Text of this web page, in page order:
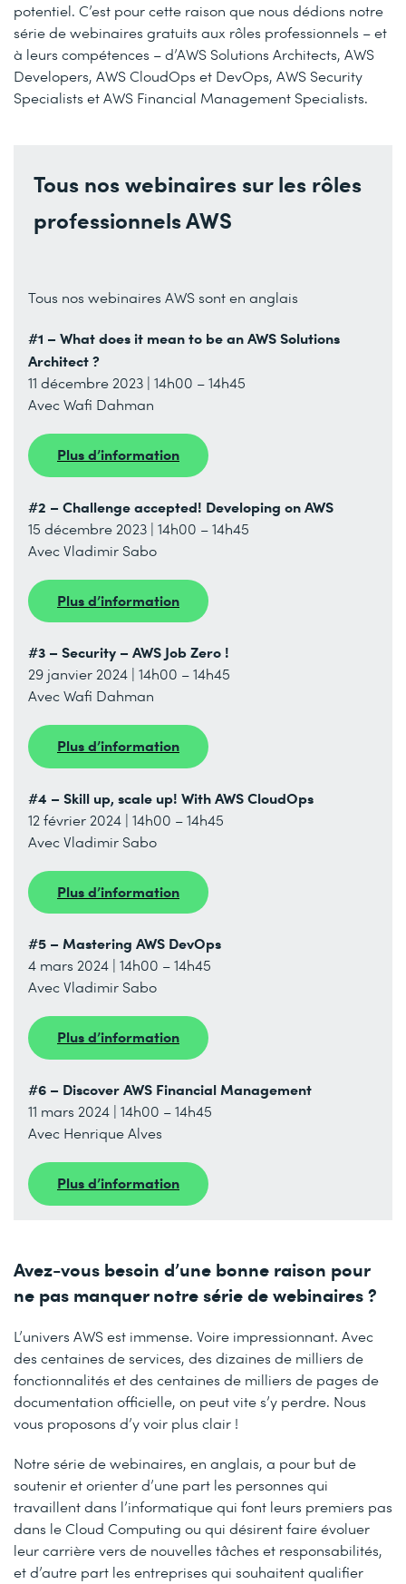
potentiel. C’est pour cette raison que nous dédions notre
série de webinaires gratuits aux rôles professionnels – et
à leurs compétences – d’AWS Solutions Architects, AWS
Developers, AWS CloudOps et DevOps, AWS Security
Specialists et AWS Financial Management Specialists.
Tous nos webinaires sur les rôles
professionnels AWS
Tous nos webinaires AWS sont en anglais
#1 – What does it mean to be an AWS Solutions
Architect ?
11 décembre 2023 | 14h00 – 14h45
Avec Wafi Dahman
Plus d’information
#2 – Challenge accepted! Developing on AWS
15 décembre 2023 | 14h00 – 14h45
Avec Vladimir Sabo
Plus d’information
#3 – Security – AWS Job Zero !
29 janvier 2024 | 14h00 – 14h45
Avec Wafi Dahman
Plus d’information
#4 – Skill up, scale up! With AWS CloudOps
12 février 2024 | 14h00 – 14h45
Avec Vladimir Sabo
Plus d’information
#5 – Mastering AWS DevOps
4 mars 2024 | 14h00 – 14h45
Avec Vladimir Sabo
Plus d’information
#6 – Discover AWS Financial Management
11 mars 2024 | 14h00 – 14h45
Avec Henrique Alves
Plus d’information
Avez-vous besoin d’une bonne raison pour
ne pas manquer notre série de webinaires ?
L’univers AWS est immense. Voire impressionnant. Avec
des centaines de services, des dizaines de milliers de
fonctionnalités et des centaines de milliers de pages de
documentation officielle, on peut vite s’y perdre. Nous
vous proposons d’y voir plus clair !
Notre série de webinaires, en anglais, a pour but de
soutenir et orienter d’une part les personnes qui
travaillent dans l’informatique qui font leurs premiers pas
dans le Cloud Computing ou qui désirent faire évoluer
leur carrière vers de nouvelles tâches et responsabilités,
et d’autre part les entreprises qui souhaitent qualifier